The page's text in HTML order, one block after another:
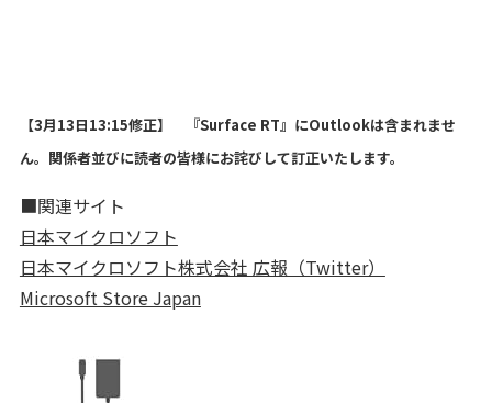
【3月13日13:15修正】 『Surface RT』にOutlookは含まれませ
ん。関係者並びに読者の皆様にお詫びして訂正いたします。
■関連サイト
日本マイクロソフト
日本マイクロソフト株式会社 広報（Twitter）
Microsoft Store Japan